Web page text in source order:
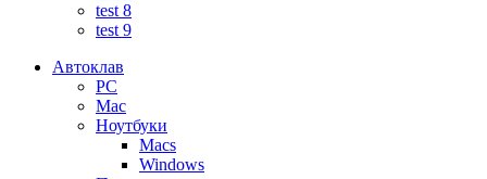
test 8
test 9
Автоклав
PC
Mac
Ноутбуки
Macs
Windows